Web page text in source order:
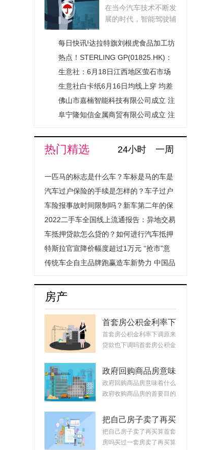
盲区监测如何工
作？|每日热议
在当今汽车技术不断发
展的时代，智能驾驶辅
每日快讯!达拉特旗刘根虎食品加工坊
（个体工商户）成立 注册资本1万人
民币
热点！STERLING GP(01825.HK)：
王美慧获委任为授权代表
生意社：6月18日江西地区萤石市场
行情暂稳_最资讯
生意社白卡纸6月16日均线上穿 均差
为0.00元/吨
佛山市嘉楠智能科技有限公司成立 注
册资本100万人民币|要闻速递
阜宁隆知信金属商贸有限公司成立 注
热门精选 24小时 一周
一匹马的标志是什么车？车标是马的车是
什么汽车？
汽车过户保险的手续是怎样的？车子过户
保险费用会上涨吗？
车险报事故时间限制吗？新车第二年的保
险怎么买？
2022二手车全国线上流通报告：异地交易
量提升超1.4倍成绝对主流
车抵押贷款怎么贷的？如何进行汽车抵押
贷款程序是怎样的？
特斯拉官宣降价幅度超过1万元 “抢市”意
图明显
传统车企自主品牌跑赢造车新势力 中国品
房产
首套房公积金利率下
调原来贷款也下调
吗？公积金贷款会随
吗？
首套房公积金利率下调原来
贷款也下调吗首套房公积金
政府回购商品房意味
着什么？政府回购安
置房价格如何定？
政府回购商品房意味着什么
政府收购商品房的首要目的
把自己房子卖了再买
算首套房吗？把房子
卖掉再买房子算二套
把自己房子卖了再买算首套
房吗买过一套房卖了再买算